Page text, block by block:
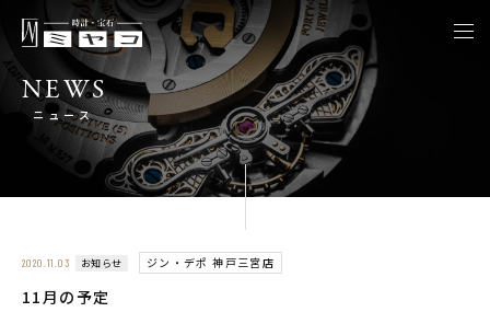
NEWS
ニュース
2020.11.03 お知らせ ジン・デポ 神戸三宮店
11月の予定